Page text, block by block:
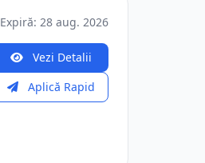
Expiră: 28 aug. 2026
Vezi Detalii
Aplică Rapid